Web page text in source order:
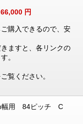
円
ご購入できるので、安
ますと、各リンクの
。
覧ください。